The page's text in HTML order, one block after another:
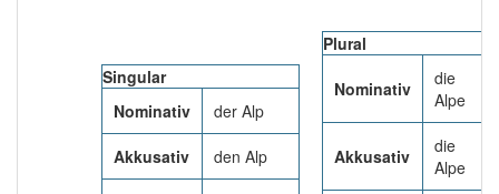
Singular
Nominativ
der Alp
Akkusativ den Alp
Plural
Nominativ
die
Alpe
Akkusativ
die
Alpe